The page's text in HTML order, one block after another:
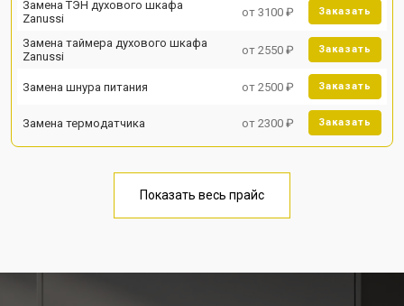
Замена ТЭН духового шкафа
Zanussi
от 3100 ₽ Заказать
Замена таймера духового шкафа
Zanussi
от 2550 ₽ Заказать
Замена шнура питания от 2500 ₽ Заказать
Замена термодатчика от 2300 ₽ Заказать
Показать весь прайс